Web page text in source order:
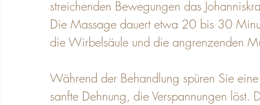
streichenden Bewegungen das
Die Massage dauert etwa 20 bis 30
die Wirbelsäule und die angrenzenden
Während der Behandlung spüren Sie
sanfte Dehnung, die Verspannungen löst.